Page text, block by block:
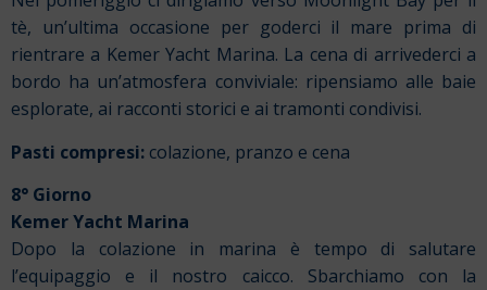
tè, un’ultima occasione per goderci il mare prima di
rientrare a Kemer Yacht Marina. La cena di arrivederci a
bordo ha un’atmosfera conviviale: ripensiamo alle baie
esplorate, ai racconti storici e ai tramonti condivisi.
Pasti compresi: colazione, pranzo e cena
8° Giorno
Kemer Yacht Marina
Dopo la colazione in marina è tempo di salutare
l’equipaggio e il nostro caicco. Sbarchiamo con la